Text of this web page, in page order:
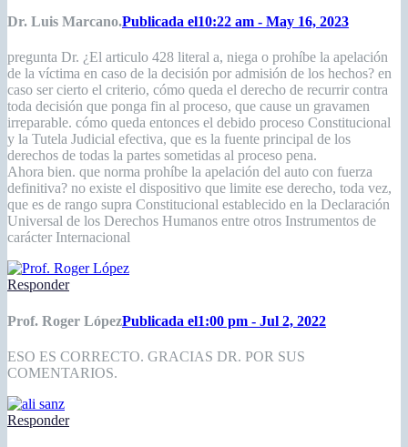
Dr. Luis Marcano.Publicada el10:22 am - May 16, 2023
pregunta Dr. ¿El articulo 428 literal a, niega o prohíbe la apelación
de la víctima en caso de la decisión por admisión de los hechos? en
caso ser cierto el criterio, cómo queda el derecho de recurrir contra
toda decisión que ponga fin al proceso, que cause un gravamen
irreparable. cómo queda entonces el debido proceso Constitucional
y la Tutela Judicial efectiva, que es la fuente principal de los
derechos de todas la partes sometidas al proceso pena.
Ahora bien. que norma prohíbe la apelación del auto con fuerza
definitiva? no existe el dispositivo que limite ese derecho, toda vez,
que es de rango supra Constitucional establecido en la Declaración
Universal de los Derechos Humanos entre otros Instrumentos de
carácter Internacional
Responder
Prof. Roger LópezPublicada el1:00 pm - Jul 2, 2022
ESO ES CORRECTO. GRACIAS DR. POR SUS
COMENTARIOS.
Responder